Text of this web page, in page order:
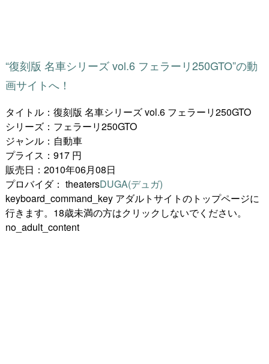
“復刻版 名車シリーズ vol.6 フェラーリ250GTO”の動
画サイトへ！
タイトル：復刻版 名車シリーズ vol.6 フェラーリ250GTO
シリーズ：フェラーリ250GTO
ジャンル：自動車
プライス：917 円
販売日：2010年06月08日
プロバイダ： theatersDUGA(デュガ)
keyboard_command_keyアダルトサイトのトップページに
行きます。18歳未満の方はクリックしないでください。
no_adult_content